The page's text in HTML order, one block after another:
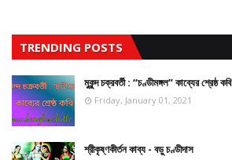
TRENDING POSTS
মুকুন্দ চক্রবর্তী : “চণ্ডীমঙ্গল” কাব্যের শ্রেষ্ঠ কবি
Friday, January 01, 2021
শ্রীকৃষ্ণকীর্তন কাব্য - বড়ু চণ্ডীদাস